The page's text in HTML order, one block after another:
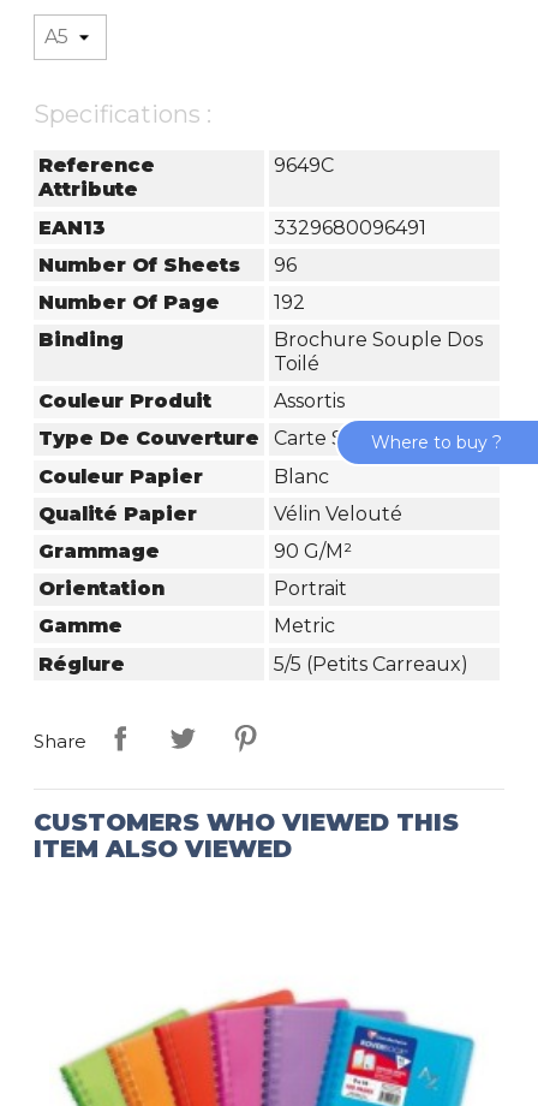
Specifications :
Reference
Attribute
9649C
EAN13
3329680096491
Number Of Sheets
96
Number Of Page
192
Binding
Brochure Souple Dos
Toilé
Couleur Produit
Assortis
Type De Couverture
Carte Souple
Couleur Papier
Blanc
Qualité Papier
Vélin Velouté
Grammage
90 G/m²
Orientation
Portrait
Gamme
Metric
Réglure
5/5 (petits Carreaux)
Share
CUSTOMERS WHO VIEWED THIS
ITEM ALSO VIEWED
Where to buy ?